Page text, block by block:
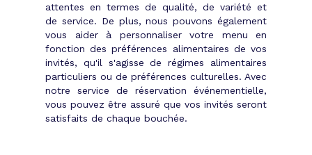
attentes en termes de qualité, de variété et
de service. De plus, nous pouvons également
vous aider à personnaliser votre menu en
fonction des préférences alimentaires de vos
invités, qu'il s'agisse de régimes alimentaires
particuliers ou de préférences culturelles. Avec
notre service de réservation événementielle,
vous pouvez être assuré que vos invités seront
satisfaits de chaque bouchée.